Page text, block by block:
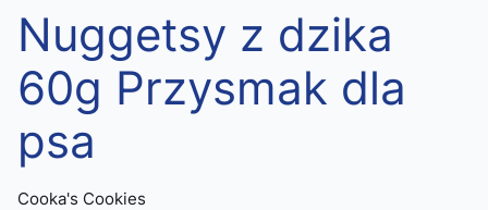
Nuggetsy z dzika
60g Przysmak dla
psa
Cooka's Cookies